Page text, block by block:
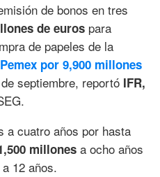
de bonos en tres
de euros para
de papeles de la
Pemex por 9,900 millones
septiembre, reportó IFR,
a cuatro años por hasta
millones a ocho años
a 12 años.